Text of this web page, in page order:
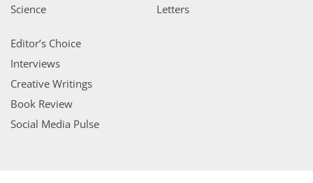
Science
Letters
Editor’s Choice
Interviews
Creative Writings
Book Review
Social Media Pulse